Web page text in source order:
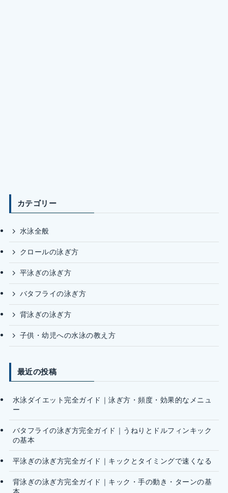
カテゴリー
水泳全般
クロールの泳ぎ方
平泳ぎの泳ぎ方
バタフライの泳ぎ方
背泳ぎの泳ぎ方
子供・幼児への水泳の教え方
最近の投稿
水泳ダイエット完全ガイド｜泳ぎ方・頻度・効果的なメニュ
ー
バタフライの泳ぎ方完全ガイド｜うねりとドルフィンキック
の基本
平泳ぎの泳ぎ方完全ガイド｜キックとタイミングで速くなる
背泳ぎの泳ぎ方完全ガイド｜キック・手の動き・ターンの基
本